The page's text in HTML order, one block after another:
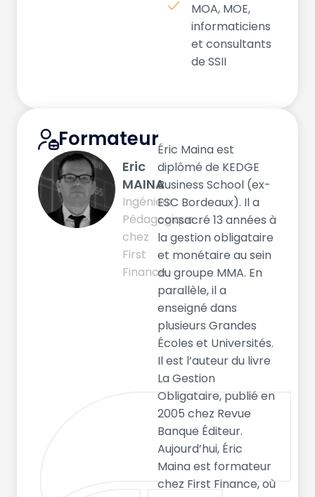
MOA, MOE,
informaticiens
et consultants
de SSII
Formateur
Eric
MAINA
Ingénieur
Pédagogique
chez
First
Finance
Éric Maina est
diplômé de KEDGE
Business School (ex-
ESC Bordeaux). Il a
consacré 13 années à
la gestion obligataire
et monétaire au sein
du groupe MMA. En
parallèle, il a
enseigné dans
plusieurs Grandes
Écoles et Universités.
Il est l’auteur du livre
La Gestion
Obligataire, publié en
2005 chez Revue
Banque Éditeur.
Aujourd’hui, Éric
Maina est formateur
chez First Finance, où